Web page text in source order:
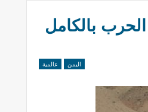
بالكامل
اليمن عالمية